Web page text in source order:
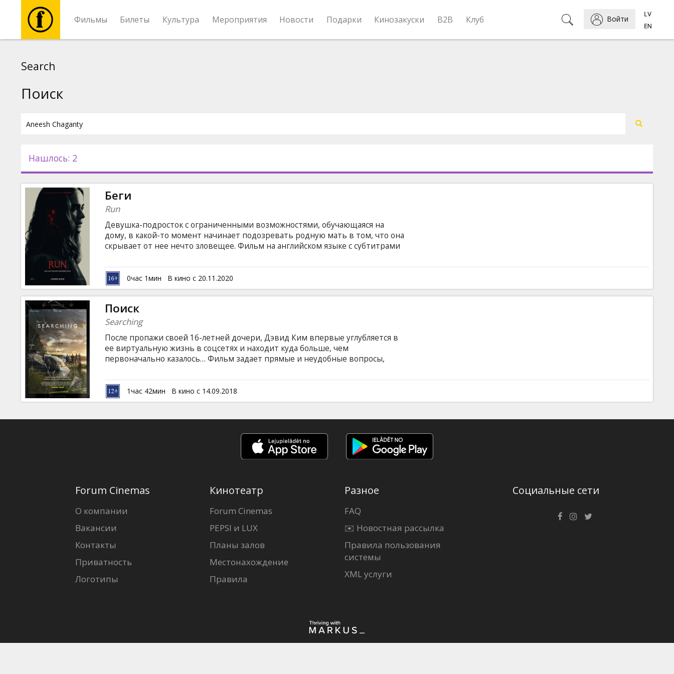
Фильмы Билеты Культура Мероприятия Новости Подарки Кинозакуски B2B Клуб Войти
Новости
Подарки
Кинозакуски
Клуб
Search
Поиск
Нашлось: 2
Беги
Run
Девушка-подросток с ограниченными возможностями, обучающаяся на
дому, в какой-то момент начинает подозревать родную мать в том, что она
скрывает от нее нечто зловещее. Фильм на английском языке с субтитрами
0час 1мин В кино с 20.11.2020
Поиск
Searching
После пропажи своей 16-летней дочери, Дэвид Ким впервые углубляется в
ее виртуальную жизнь в соцсетях и находит куда больше, чем
первоначально казалось… Фильм задает прямые и неудобные вопросы,
доверяем соцсетям? Что наши посты рассказывают о нас самих, и каким
образом нами можно с их помощью манипулировать? Фильм на английском
языке с субтитрами на латышском и русском языках.
1час 42мин В кино с 14.09.2018
Forum Cinemas
О компании
Вакансии
Контакты
Приватность
Логотипы
Кинотеатр
Forum Cinemas
PEPSI и LUX
Планы залов
Местонахождение
Правила
Разное
FAQ
✉️ Новостная рассылка
Правила пользования
системы
XML услуги
Социальные сети